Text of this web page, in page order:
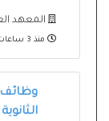
المعهد
منذ 3 ساعات
الثانوية